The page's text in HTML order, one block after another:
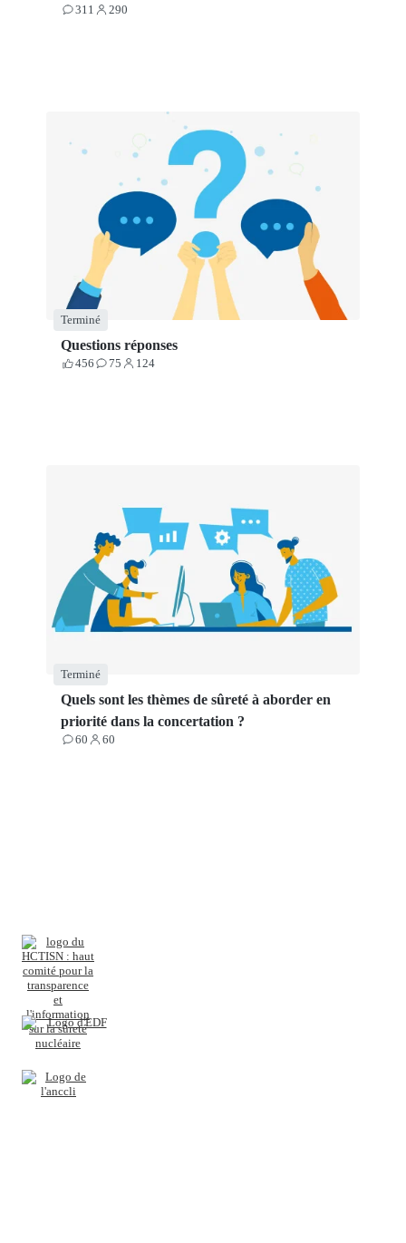
311
Contributions
290
Participants
Terminé
Questions réponses
456
Votes 75
Contributions
124
Participants
Terminé
Quels sont les thèmes de sûreté à aborder en
priorité dans la concertation ?
60
Contributions
60
Participants